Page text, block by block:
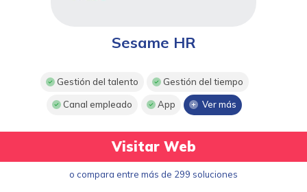
Sesame HR
Gestión del talento Gestión del tiempo
Canal empleado App Ver más
Visitar Web
o compara entre más de 299 soluciones